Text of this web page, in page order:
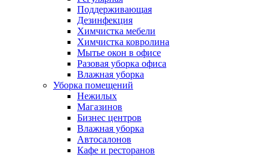
Поддерживающая
Дезинфекция
Химчистка мебели
Химчистка ковролина
Мытье окон в офисе
Разовая уборка офиса
Влажная уборка
Уборка помещений
Нежилых
Магазинов
Бизнес центров
Влажная уборка
Автосалонов
Кафе и ресторанов